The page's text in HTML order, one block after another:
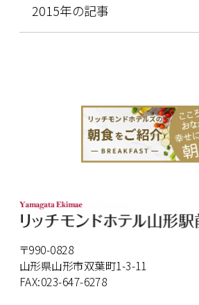
2015年の記事
〒990-0828
山形県山形市双葉町1-3-11
FAX:023-647-6278